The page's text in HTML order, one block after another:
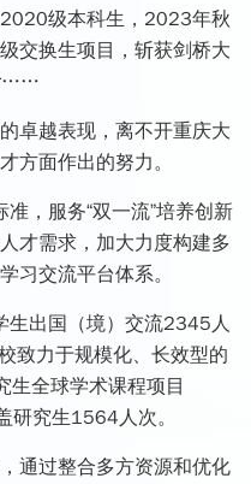
级本科生，2023年秋
交换生项目，斩获剑桥大
卓越表现，离不开重庆大
方面作出的努力。
，服务“双一流”培养创新
才需求，加大力度构建多
习交流平台体系。
出国（境）交流2345人
致力于规模化、长效型的
生全球学术课程项目
研究生1564人次。
通过整合多方资源和优化